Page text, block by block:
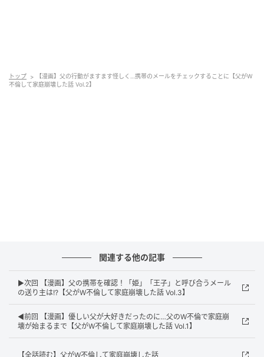
トップ
【漫画】父の行動がますます怪しく…携帯のメールをチェックすることに【父がW
不倫して家庭崩壊した話 Vol.2】
関連する他の記事
▶次回 【漫画】父の携帯を確認！「姫」「王子」と呼び合うメール
の送り主は!?【父がW不倫して家庭崩壊した話 Vol.3】
◀前回 【漫画】優しい父が大好きだったのに…父のW不倫で家庭崩
壊が始まるまで【父がW不倫して家庭崩壊した話 Vol.1】
【全話読む】父がW不倫して家庭崩壊した話